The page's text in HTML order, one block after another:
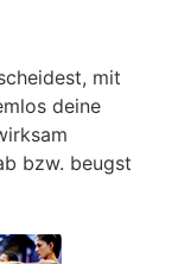
mit
deine
bzw. beugst